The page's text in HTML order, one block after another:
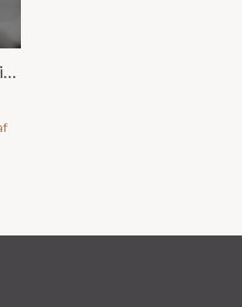
Kunstfotografi i små opplag (editions) (Kopi)